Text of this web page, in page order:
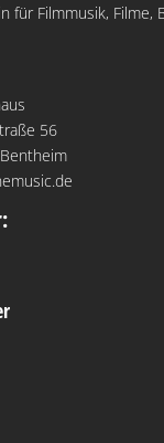
für Filmmusik, Filme,
56